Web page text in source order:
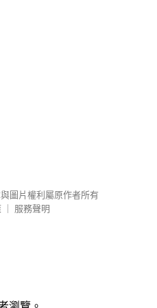
圖片權利屬原作者所有
服務聲明